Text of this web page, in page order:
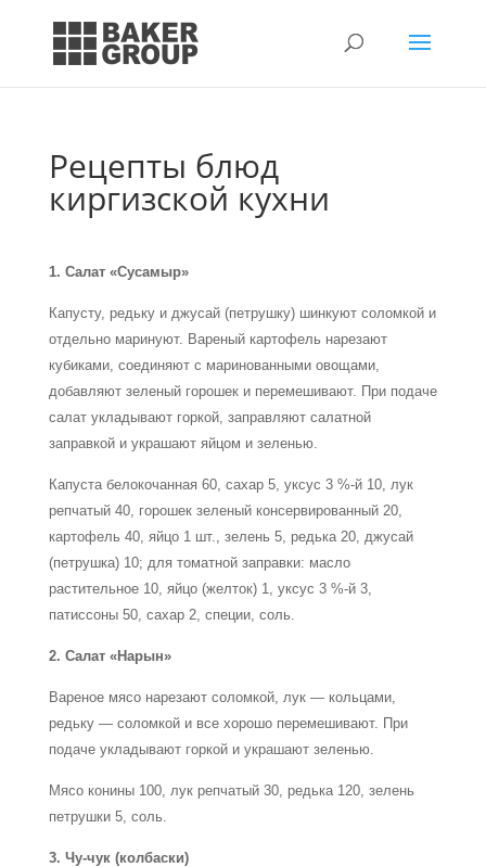
Рецепты блюд
киргизской кухни
1. Салат «Сусамыр»
Капусту, редьку и джусай (петрушку) шинкуют соломкой и
отдельно маринуют. Вареный картофель нарезают
кубиками, соединяют с маринованными овощами,
добавляют зеленый горошек и перемешивают. При подаче
салат укладывают горкой, заправляют салатной
заправкой и украшают яйцом и зеленью.
Капуста белокочанная 60, сахар 5, уксус 3 %-й 10, лук
репчатый 40, горошек зеленый консервированный 20,
картофель 40, яйцо 1 шт., зелень 5, редька 20, джусай
(петрушка) 10; для томатной заправки: масло
растительное 10, яйцо (желток) 1, уксус 3 %-й 3,
патиссоны 50, сахар 2, специи, соль.
2. Салат «Нарын»
Вареное мясо нарезают соломкой, лук — кольцами,
редьку — соломкой и все хорошо перемешивают. При
подаче укладывают горкой и украшают зеленью.
Мясо конины 100, лук репчатый 30, редька 120, зелень
петрушки 5, соль.
3. Чу-чук (колбаски)